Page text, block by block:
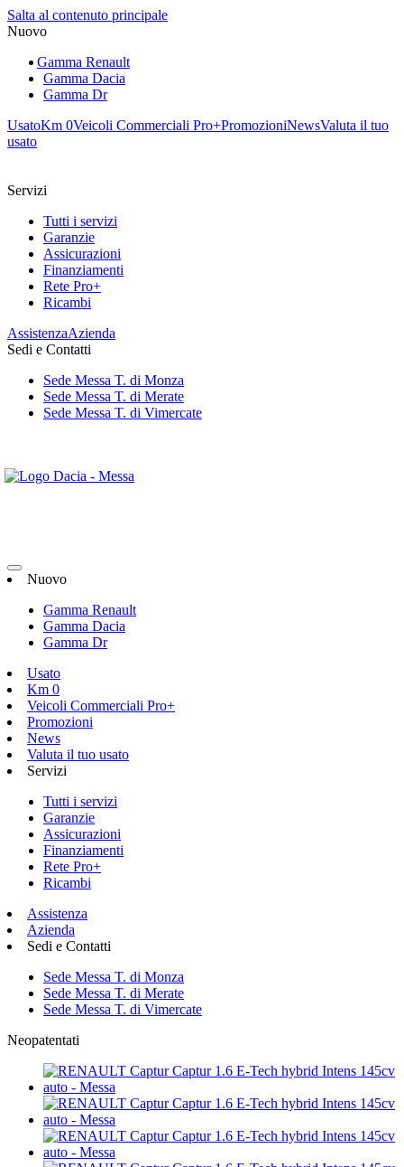
Salta al contenuto principale
Nuovo
Gamma Renault
Gamma Dacia
Gamma Dr
UsatoKm 0Veicoli Commerciali Pro+PromozioniNewsValuta il tuo
usato
Servizi
Tutti i servizi
Garanzie
Assicurazioni
Finanziamenti
Rete Pro+
Ricambi
AssistenzaAzienda
Sedi e Contatti
Sede Messa T. di Monza
Sede Messa T. di Merate
Sede Messa T. di Vimercate
Nuovo
Gamma Renault
Gamma Dacia
Gamma Dr
Usato
Km 0
Veicoli Commerciali Pro+
Promozioni
News
Valuta il tuo usato
Servizi
Tutti i servizi
Garanzie
Assicurazioni
Finanziamenti
Rete Pro+
Ricambi
Assistenza
Azienda
Sedi e Contatti
Sede Messa T. di Monza
Sede Messa T. di Merate
Sede Messa T. di Vimercate
Neopatentati